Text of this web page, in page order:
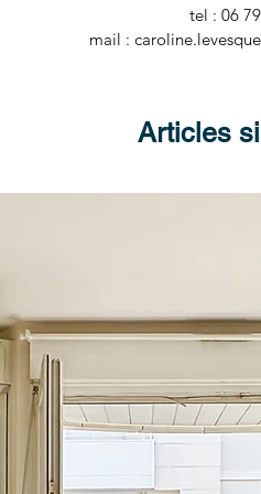
tel : 06
mail :
Articles